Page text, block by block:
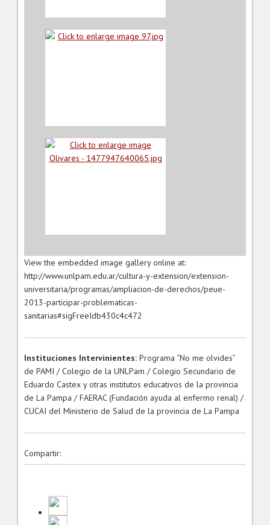
View the embedded image gallery online at:
http://www.unlpam.edu.ar/cultura-y-extension/extension-
universitaria/programas/ampliacion-de-derechos/peue-
2013-participar-problematicas-
sanitarias#sigFreeIdb430c4c472
Instituciones Intervinientes: Programa “No me olvides”
de PAMI / Colegio de la UNLPam / Colegio Secundario de
Eduardo Castex y otras institutos educativos de la provincia
de La Pampa / FAERAC (Fundación ayuda al enfermo renal) /
CUCAI del Ministerio de Salud de la provincia de La Pampa
Compartir: